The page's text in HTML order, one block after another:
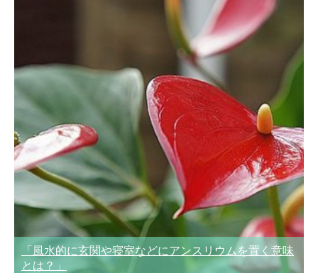
「風水的に玄関や寝室などにアンスリウムを置く意味
とは？」